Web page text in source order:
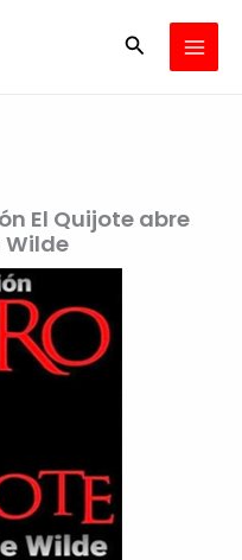
Buscar
El Quijote abre
Wilde